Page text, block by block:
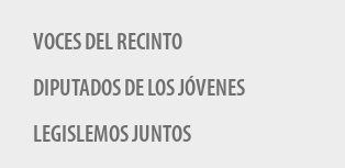
VOCES DEL RECINTO
DIPUTADOS DE LOS JÓVENES
LEGISLEMOS JUNTOS